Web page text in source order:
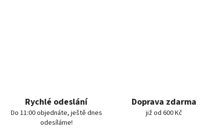
Rychlé odeslání
Do 11:00 objednáte, ještě dnes
odesíláme!
Doprava zdarma
již od 600 Kč